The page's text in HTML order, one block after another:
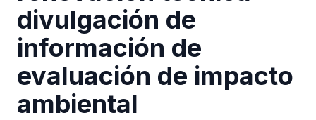
divulgación de
información de
evaluación de impacto
ambiental